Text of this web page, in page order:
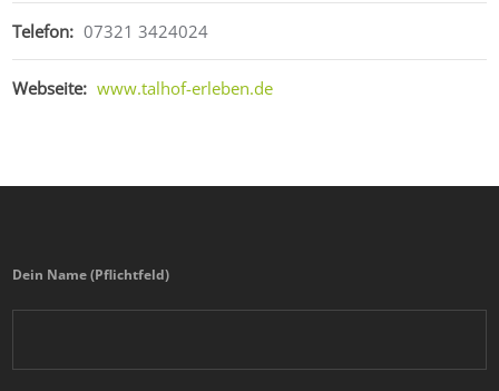
Telefon: 07321 3424024
Webseite: www.talhof-erleben.de
Dein Name (Pflichtfeld)